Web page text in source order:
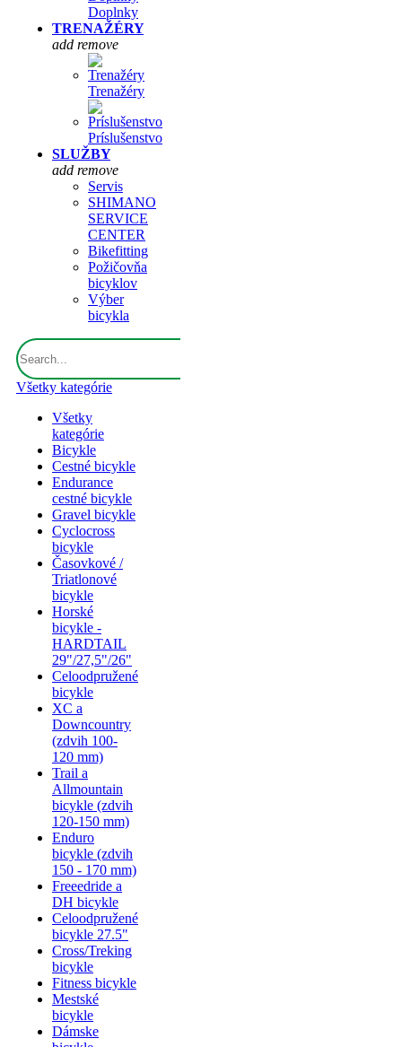
Doplnky
TRENAŽÉRY
add remove
Trenažéry
Príslušenstvo
SLUŽBY
add remove
Servis
SHIMANO
SERVICE
CENTER
Bikefitting
Požičovňa
bicyklov
Výber
bicykla
Všetky kategórie
Všetky
kategórie
Bicykle
Cestné bicykle
Endurance
cestné bicykle
Gravel bicykle
Cyclocross
bicykle
Časovkové /
Triatlonové
bicykle
Horské
bicykle -
HARDTAIL
29"/27,5"/26"
Celoodpružené
bicykle
XC a
Downcountry
(zdvih 100-
120 mm)
Trail a
Allmountain
bicykle (zdvih
120-150 mm)
Enduro
bicykle (zdvih
150 - 170 mm)
Freeedride a
DH bicykle
Celoodpružené
bicykle 27.5"
Cross/Treking
bicykle
Fitness bicykle
Mestské
bicykle
Dámske